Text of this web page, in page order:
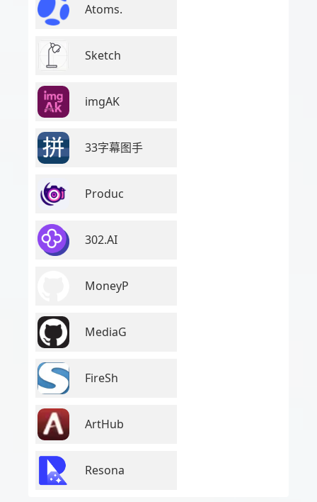
Atoms.
Sketch
imgAK
33字幕图手
Produc
302.AI
MoneyP
MediaG
FireSh
ArtHub
Resona